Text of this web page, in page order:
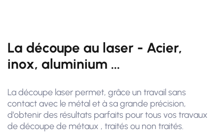
La découpe au laser - Acier,
inox, aluminium ...
La découpe laser permet, grâce un travail sans
contact avec le métal et à sa grande précision,
d’obtenir des résultats parfaits pour tous vos travaux
de découpe de métaux , traités ou non traités.